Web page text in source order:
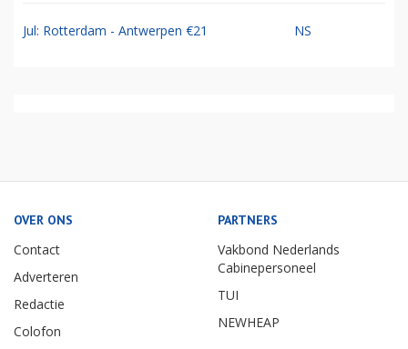
Jul: Rotterdam - Antwerpen €21 NS
OVER ONS
Contact
Adverteren
Redactie
Colofon
PARTNERS
Vakbond Nederlands
Cabinepersoneel
TUI
NEWHEAP